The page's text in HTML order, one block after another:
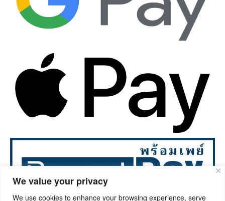
We value your privacy
We use cookies to enhance your browsing experience, serve